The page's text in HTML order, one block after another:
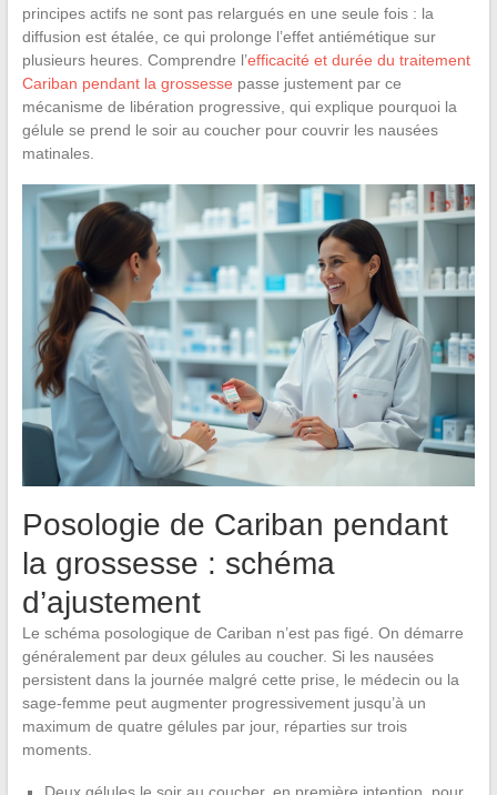
principes actifs ne sont pas relargués en une seule fois : la
diffusion est étalée, ce qui prolonge l’effet antiémétique sur
plusieurs heures. Comprendre l’efficacité et durée du traitement
Cariban pendant la grossesse passe justement par ce
mécanisme de libération progressive, qui explique pourquoi la
gélule se prend le soir au coucher pour couvrir les nausées
matinales.
Posologie de Cariban pendant
la grossesse : schéma
d’ajustement
Le schéma posologique de Cariban n’est pas figé. On démarre
généralement par deux gélules au coucher. Si les nausées
persistent dans la journée malgré cette prise, le médecin ou la
sage-femme peut augmenter progressivement jusqu’à un
maximum de quatre gélules par jour, réparties sur trois
moments.